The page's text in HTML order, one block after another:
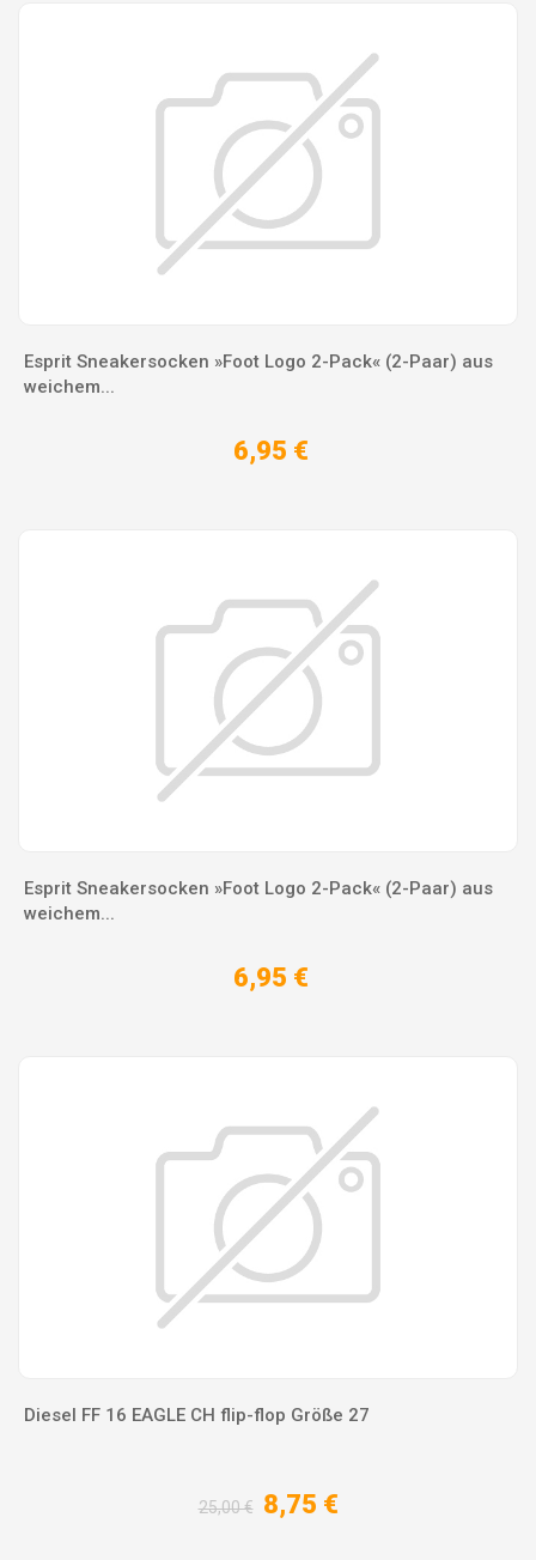
Esprit Sneakersocken »Foot Logo 2-Pack« (2-Paar) aus
weichem...
6,95 €
Esprit Sneakersocken »Foot Logo 2-Pack« (2-Paar) aus
weichem...
6,95 €
Diesel FF 16 EAGLE CH flip-flop Größe 27
25,00 € 8,75 €